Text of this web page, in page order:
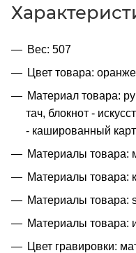
Вес: 507
Цвет товара:
Материал товара:
тач, блокнот -
- кашированный
Материалы товара:
Материалы товара:
Материалы товара:
Материалы товара:
Цвет гравировки: